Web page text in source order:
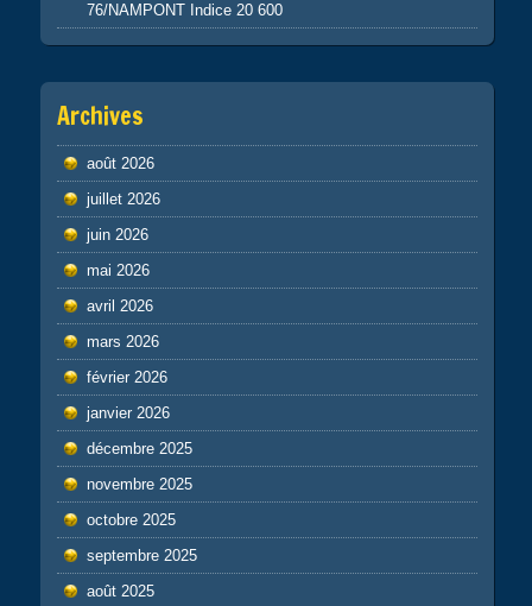
76/NAMPONT Indice 20 600
Archives
août 2026
juillet 2026
juin 2026
mai 2026
avril 2026
mars 2026
février 2026
janvier 2026
décembre 2025
novembre 2025
octobre 2025
septembre 2025
août 2025